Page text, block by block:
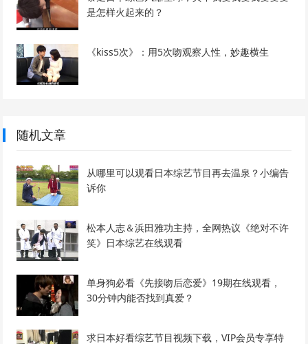
是怎样火起来的？
《kiss5次》：用5次吻观察人性，妙趣横生
随机文章
从哪里可以观看日本综艺节目再去温泉？小编告
诉你
松本人志＆浜田雅功主持，全网热议《绝对不许
笑》日本综艺在线观看
单身狗必看《先接吻后恋爱》19期在线观看，
30分钟内能否找到真爱？
求日本好看综艺节目视频下载，VIP会员专享特